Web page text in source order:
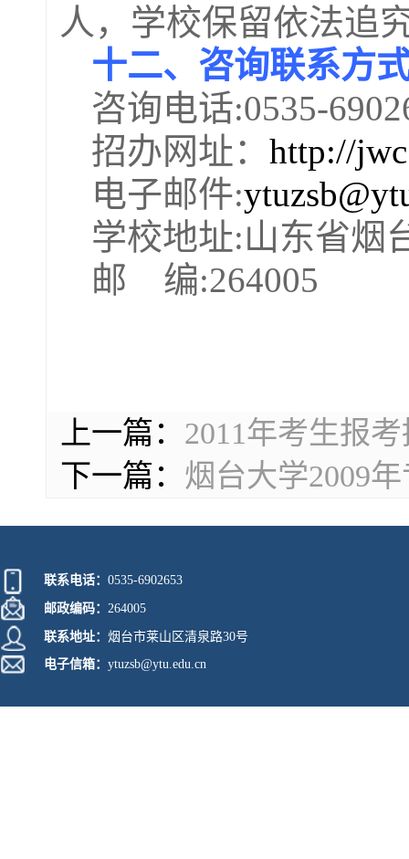
人，学校保留依法追
十二、咨询联系方
咨询电话:0535-
招办网址： http://
电子邮件:
学校地址:山东省烟
邮
编:264005
上一篇： 2011年考生报
下一篇： 烟台大学2009
联系电话： 0535-6902653
邮政编码： 264005
联系地址： 烟台市莱山区清泉路30号
电子信箱： ytuzsb@ytu.edu.cn